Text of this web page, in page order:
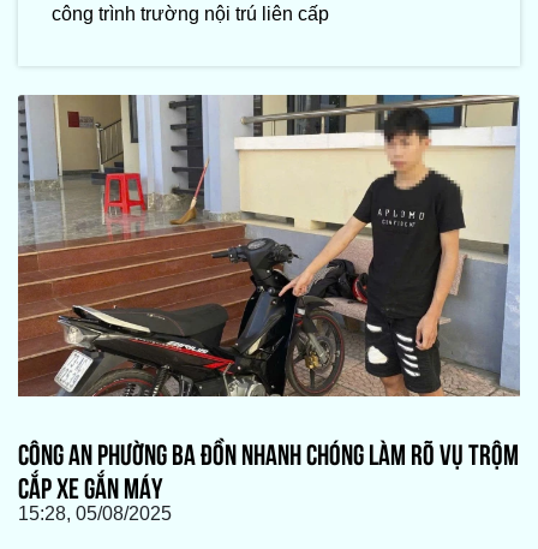
công trình trường nội trú liên cấp
CÔNG AN PHƯỜNG BA ĐỒN NHANH CHÓNG LÀM RÕ VỤ TRỘM
CẮP XE GẮN MÁY
15:28, 05/08/2025